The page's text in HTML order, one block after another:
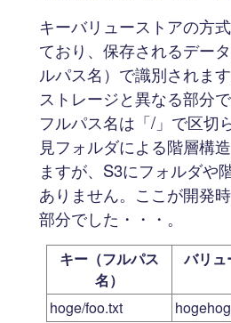
キーバリューストアの方
ており、保存されるデー
ルパス名）で識別されま
ストレージと異なる部分
フルパス名は「/」で区切
見フォルダによる階層構
ますが、S3にフォルダや
ありません。ここが開発
部分でした・・・。
キー（フルパス
名）
バリュ
hoge/foo.txt